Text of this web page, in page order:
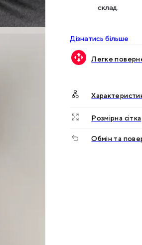
склад.
Дізнатись більше
Легке
Розмірна сітка
Обмін та